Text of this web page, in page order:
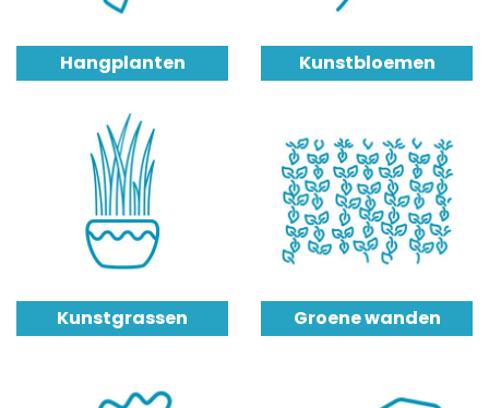
Hangplanten Kunstbloemen
Kunstgrassen Groene wanden